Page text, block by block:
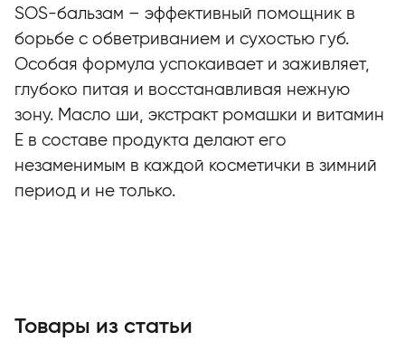
SOS-бальзам – эффективный помощник в
борьбе с обветриванием и сухостью губ.
Особая формула успокаивает и заживляет,
глубоко питая и восстанавливая нежную
зону. Масло ши, экстракт ромашки и витамин
Е в составе продукта делают его
незаменимым в каждой косметички в зимний
период и не только.
Товары из статьи